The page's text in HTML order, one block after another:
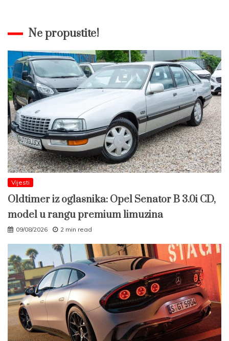
Ne propustite!
Vijesti
Oldtimer iz oglasnika: Opel Senator B 3.0i CD,
model u rangu premium limuzina
09/08/2026 2 min read